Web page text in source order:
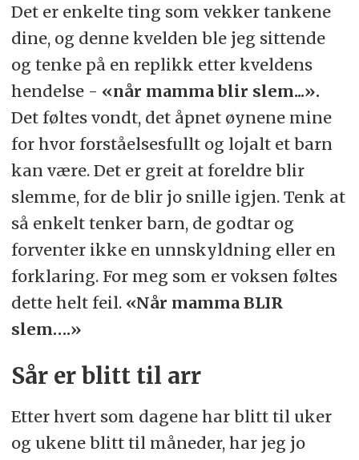
Det er enkelte ting som vekker tankene
dine, og denne kvelden ble jeg sittende
og tenke på en replikk etter kveldens
hendelse - «når mamma blir slem...».
Det føltes vondt, det åpnet øynene mine
for hvor forståelsesfullt og lojalt et barn
kan være. Det er greit at foreldre blir
slemme, for de blir jo snille igjen. Tenk at
så enkelt tenker barn, de godtar og
forventer ikke en unnskyldning eller en
forklaring. For meg som er voksen føltes
dette helt feil.«Når mamma BLIR
slem….»
Sår er blitt til arr
Etter hvert som dagene har blitt til uker
og ukene blitt til måneder, har jeg jo